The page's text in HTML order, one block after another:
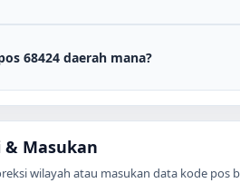
68424 daerah mana?
& Masukan
wilayah atau masukan data kode pos